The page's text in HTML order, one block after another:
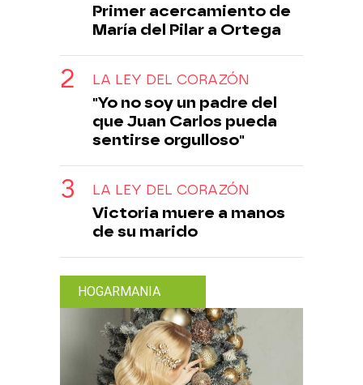
Primer acercamiento de
María del Pilar a Ortega
LA LEY DEL CORAZÓN
"Yo no soy un padre del
que Juan Carlos pueda
sentirse orgulloso"
LA LEY DEL CORAZÓN
Victoria muere a manos
de su marido
HOGARMANIA